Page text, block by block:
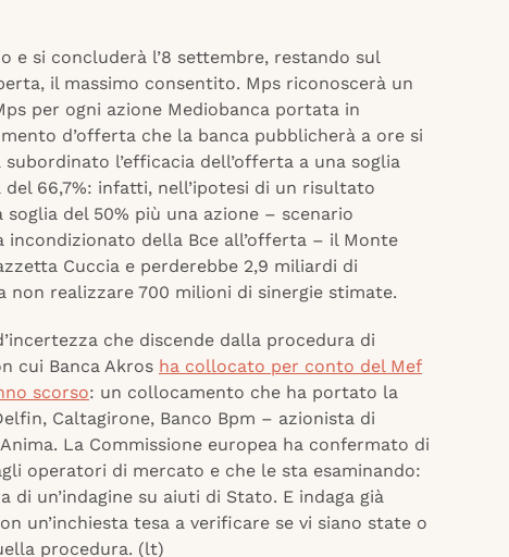
e si concluderà l’8 settembre, restando sul
il massimo consentito. Mps riconoscerà un
per ogni azione Mediobanca portata in
d’offerta che la banca pubblicherà a ore si
l’efficacia dell’offerta a una soglia
del 66,7%: infatti, nell’ipotesi di un risultato
soglia del 50% più una azione – scenario
incondizionato della Bce all’offerta – il Monte
Cuccia e perderebbe 2,9 miliardi di
realizzare 700 milioni di sinergie stimate.
che discende dalla procedura di
cui Banca Akros ha collocato per conto del Mef
scorso: un collocamento che ha portato la
Caltagirone, Banco Bpm – azionista di
La Commissione europea ha confermato di
operatori di mercato e che le sta esaminando:
di un’indagine su aiuti di Stato. E indaga già
un’inchiesta tesa a verificare se vi siano state o
procedura. (lt)